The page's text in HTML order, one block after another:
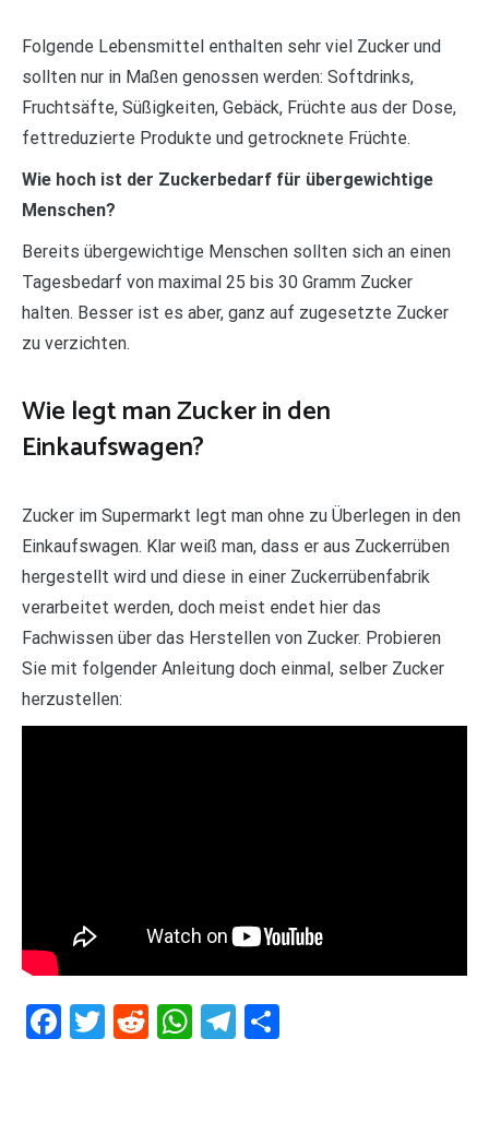
Folgende Lebensmittel enthalten sehr viel Zucker und
sollten nur in Maßen genossen werden: Softdrinks,
Fruchtsäfte, Süßigkeiten, Gebäck, Früchte aus der Dose,
fettreduzierte Produkte und getrocknete Früchte.
Wie hoch ist der Zuckerbedarf für übergewichtige
Menschen?
Bereits übergewichtige Menschen sollten sich an einen
Tagesbedarf von maximal 25 bis 30 Gramm Zucker
halten. Besser ist es aber, ganz auf zugesetzte Zucker
zu verzichten.
Wie legt man Zucker in den
Einkaufswagen?
Zucker im Supermarkt legt man ohne zu Überlegen in den
Einkaufswagen. Klar weiß man, dass er aus Zuckerrüben
hergestellt wird und diese in einer Zuckerrübenfabrik
verarbeitet werden, doch meist endet hier das
Fachwissen über das Herstellen von Zucker. Probieren
Sie mit folgender Anleitung doch einmal, selber Zucker
herzustellen:
Facebook
Twitter
RedditWhatsApp
Telegram